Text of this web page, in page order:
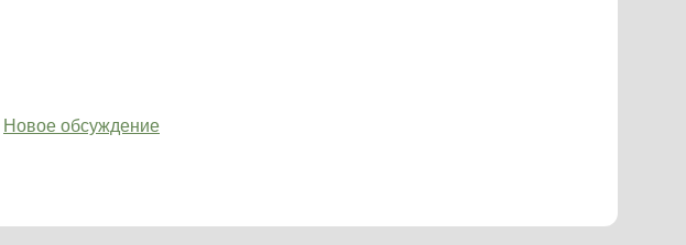
Новое обсуждение